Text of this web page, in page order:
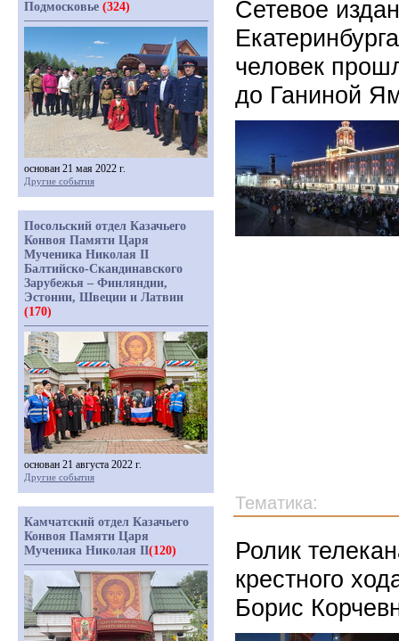
Сетевое
человек
до Ганиной
Тематика:
Ролик
крестного
Борис
Подмосковье (324)
основан 21 мая 2022 г.
Другие события
Посольский отдел Казачьего
Конвоя Памяти Царя
Мученика Николая II
Балтийско-Скандинавского
Зарубежья – Финляндии,
Эстонии, Швеции и Латвии
(170)
основан 21 августа 2022 г.
Другие события
Камчатский отдел Казачьего
Конвоя Памяти Царя
Мученика Николая II(120)